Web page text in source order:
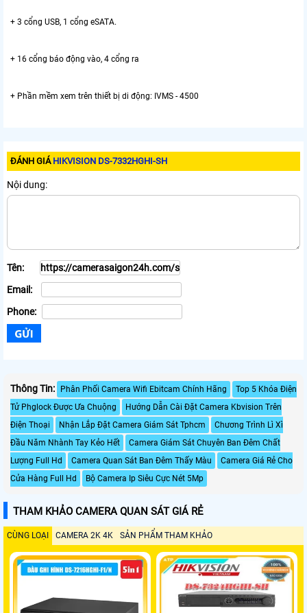
+ 3 cổng USB, 1 cổng eSATA.
+ 16 cổng báo động vào, 4 cổng ra
+ Phần mềm xem trên thiết bị di động: IVMS - 4500
ĐÁNH GIÁ HIKVISION DS-7332HGHI-SH
Nội dung:
Tên:
Email:
Phone:
Thông Tin: Phân Phối Camera Wifi Ebitcam Chính Hãng
Top 5 Khóa Điện
Tử Phglock Được Ưa Chuộng
Hướng Dẫn Cài Đặt Camera Kbvision Trên
Điện Thoại
Nhận Lắp Đặt Camera Giám Sát Tphcm
Chương Trình Lì Xì
Đầu Năm Nhành Tay Kẻo Hết
Camera Giám Sát Chuyên Ban Đêm Chất
Lượng Full Hd
Camera Quan Sát Ban Đêm Thấy Màu
Camera Giá Rẻ Cho
Cửa Hàng Full Hd
Bộ Camera Ip Siêu Cực Nét 5Mp
THAM KHẢO CAMERA QUAN SÁT GIÁ RẺ
CÙNG LOẠI CAMERA 2K 4K SẢN PHẨM THAM KHẢO